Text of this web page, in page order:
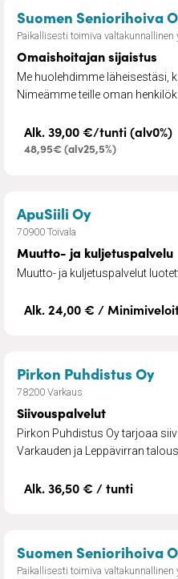
Suomen Seniorihoiva
Paikallisesti toimiva valtakunnallinen
Omaishoitajan sijaistus
Me huolehdimme läheisestäsi,
Nimeämme teille oman
Alk. 39,00 €/tunti (alv0%)
48,95€ (alv25,5%)
ApuSiili Oy– Muutto- ja
70900 Toivala
Muutto- ja kuljetuspalvelu
Muutto- ja kuljetuspalvelut
Alk. 24,00 € /
Pirkon Puhdistus Oy–
78200 Varkaus
Siivouspalvelut
Pirkon Puhdistus Oy tarjoaa
Varkauden ja Leppävirran
Alk. 36,50 € / tunti
Suomen Seniorihoiva
Paikallisesti toimiva valtakunnallinen